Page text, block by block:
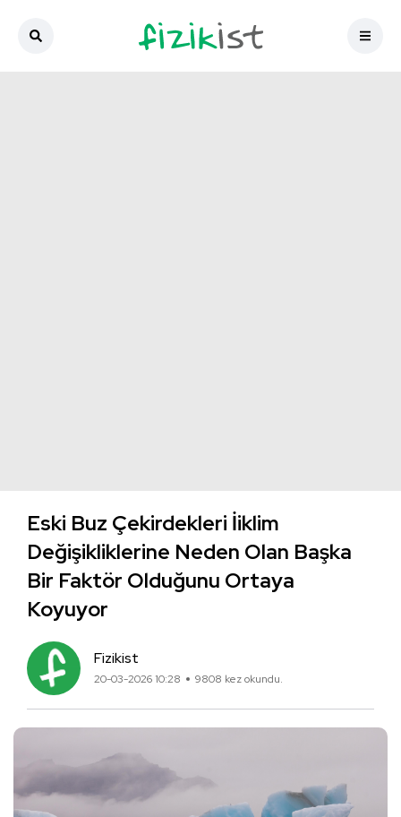
Eski Buz Çekirdekleri İiklim
Değişikliklerine Neden Olan Başka
Bir Faktör Olduğunu Ortaya
Koyuyor
Fizikist
20-03-2026 10:28 9808 kez okundu.